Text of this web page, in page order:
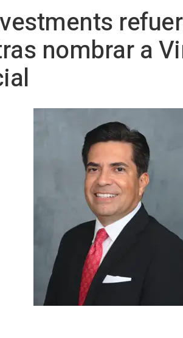
nombrar a